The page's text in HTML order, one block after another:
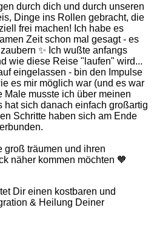
durch dich und durch unseren
Dinge ins Rollen gebracht, die
frei machen! Ich habe es
Zeit schon mal gesagt - es
✨ Ich wußte anfangs
wie diese Reise "laufen" wird...
eingelassen - bin den Impulse
es mir möglich war (und es war
Male musste ich über meinen
hat sich danach einfach großartig
Schritte haben sich am Ende
groß träumen und ihren
näher kommen möchten 🧡
Dir einen kostbaren und
& Heilung Deiner